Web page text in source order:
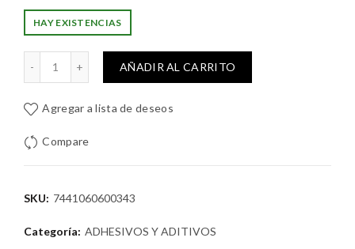
HAY EXISTENCIAS
XILO 1L cantidad
AÑADIR AL CARRITO
Agregar a lista de deseos
Compare
SKU: 7441060600343
Categoría: ADHESIVOS Y ADITIVOS